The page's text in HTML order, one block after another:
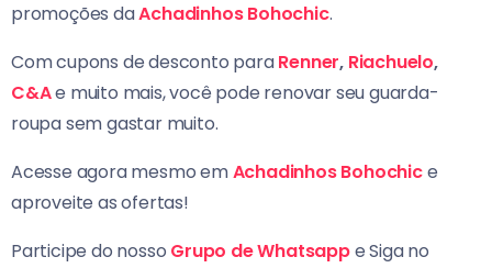
promoções daAchadinhos Bohochic.
Com cupons de desconto paraRenner, Riachuelo,
C&Ae muito mais, você pode renovar seu guarda-
roupa sem gastar muito.
Acesse agora mesmo emAchadinhos Bohochice
aproveite as ofertas!
Participe do nosso Grupo de Whatsappe Siga no